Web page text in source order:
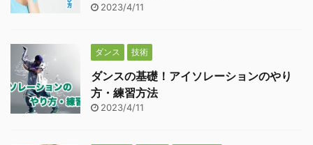
2023/4/11
ダンス 技術
ダンスの基礎！アイソレーションのやり
方・練習方法
2023/4/11